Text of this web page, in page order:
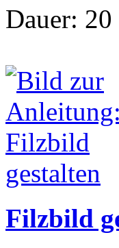
Dauer:
Filzbild